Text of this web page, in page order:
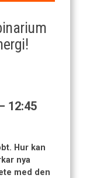
12:45
Hur kan
nya
med den